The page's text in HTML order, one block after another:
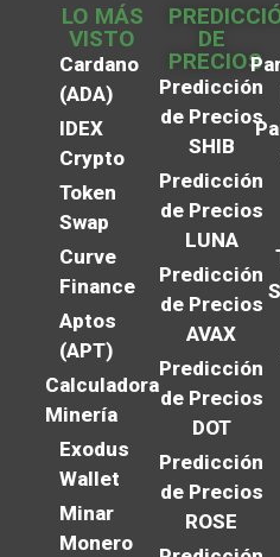
LO MÁS
VISTO
Cardano
(ADA)
IDEX
Crypto
Token
Swap
Curve
Finance
Aptos
(APT)
Calculadora
Minería
Exodus
Wallet
Minar
Monero
DE
PRECIOS
Predicción
de Precios
SHIB
Predicción
de Precios
LUNA
Predicción
de Precios
AVAX
Predicción
de Precios
DOT
Predicción
de Precios
ROSE